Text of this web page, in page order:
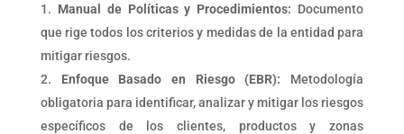
Manual de Políticas y Procedimientos: Documento
que rige todos los criterios y medidas de la entidad para
mitigar riesgos.
Enfoque Basado en Riesgo (EBR): Metodología
obligatoria para identificar, analizar y mitigar los riesgos
específicos de los clientes, productos y zonas